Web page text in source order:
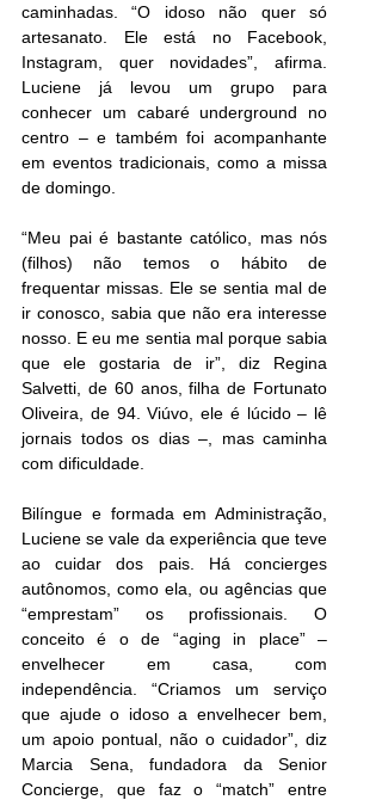
caminhadas. “O idoso não quer só
artesanato. Ele está no Facebook,
Instagram, quer novidades”, afirma.
Luciene já levou um grupo para
conhecer um cabaré underground no
centro – e também foi acompanhante
em eventos tradicionais, como a missa
de domingo.
“Meu pai é bastante católico, mas nós
(filhos) não temos o hábito de
frequentar missas. Ele se sentia mal de
ir conosco, sabia que não era interesse
nosso. E eu me sentia mal porque sabia
que ele gostaria de ir”, diz Regina
Salvetti, de 60 anos, filha de Fortunato
Oliveira, de 94. Viúvo, ele é lúcido – lê
jornais todos os dias –, mas caminha
com dificuldade.
Bilíngue e formada em Administração,
Luciene se vale da experiência que teve
ao cuidar dos pais. Há concierges
autônomos, como ela, ou agências que
“emprestam” os profissionais. O
conceito é o de “aging in place” –
envelhecer em casa, com
independência. “Criamos um serviço
que ajude o idoso a envelhecer bem,
um apoio pontual, não o cuidador”, diz
Marcia Sena, fundadora da Senior
Concierge, que faz o “match” entre